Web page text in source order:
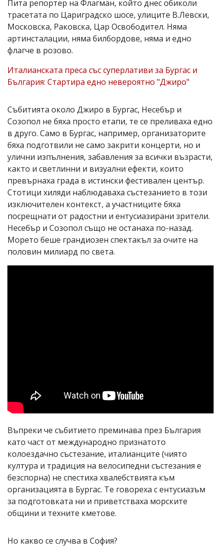
Пита репортер на Флагман, който днес обиколи
трасетата по Цариградско шосе, улиците В.Левски,
Московска, Раковска, Цар Освободител. Няма
артинсталации, няма билбордове, няма и едно
флагче в розово.
Италианската преса със суперлативи за Бургас и
България: Стартира едно невероятно "Джиро"
Събитията около Джиро в Бургас, Несебър и
Созопол не бяха просто етапи, те се преливаха едно
в друго. Само в Бургас, например, организаторите
бяха подготвили не само закрити концерти, но и
улични изпълнения, забавления за всички възрасти,
както и светлинни и визуални ефекти, които
превърнаха града в истински фестивален център.
Стотици хиляди наблюдаваха състезанието в този
изключителен контекст, а участниците бяха
посрещнати от радостни и ентусиазирани зрители.
Несебър и Созопол също не останаха по-назад.
Морето беше грандиозен спектакъл за очите на
половин милиард по света.
Въпреки че събитието преминава през България
като част от международно признатото
колоездачно състезание, италианците (чиято
култура и традиция на велосипедни състезания е
безспорна) не спестиха хвалебствията към
организацията в Бургас. Те говореха с ентусиазъм
за подготовката ни и приветстваха морските
общини и техните кметове.
Но какво се случва в София?